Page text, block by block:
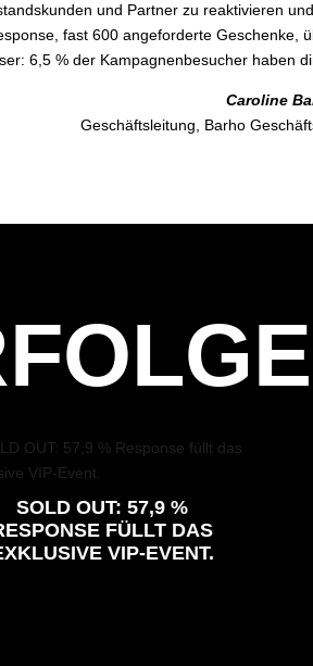
und Partner zu reaktivieren
fast 600 angeforderte Geschenke,
6,5 % der Kampagnenbesucher haben
Caroline
Geschäftsleitung, Barho
SOLD OUT: 57,9 %
FÜLLT DAS
VIP-EVENT.